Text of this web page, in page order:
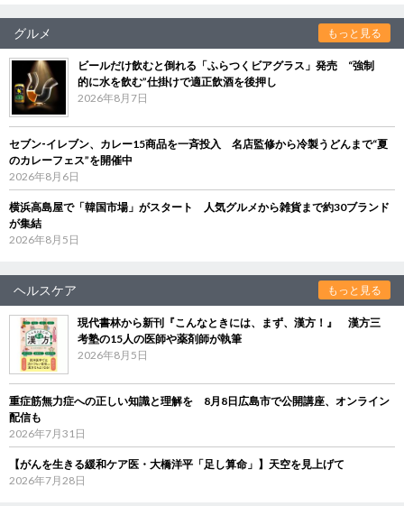
グルメ もっと見る
ビールだけ飲むと倒れる「ふらつくビアグラス」発売 “強制
的に水を飲む”仕掛けで適正飲酒を後押し
2026年8月7日
セブン‐イレブン、カレー15商品を一斉投入 名店監修から冷製うどんまで“夏
のカレーフェス”を開催中
2026年8月6日
横浜高島屋で「韓国市場」がスタート 人気グルメから雑貨まで約30ブランド
が集結
2026年8月5日
ヘルスケア もっと見る
現代書林から新刊『こんなときには、まず、漢方！』 漢方三
考塾の15人の医師や薬剤師が執筆
2026年8月5日
重症筋無力症への正しい知識と理解を 8月8日広島市で公開講座、オンライン
配信も
2026年7月31日
【がんを生きる緩和ケア医・大橋洋平「足し算命」】天空を見上げて
2026年7月28日